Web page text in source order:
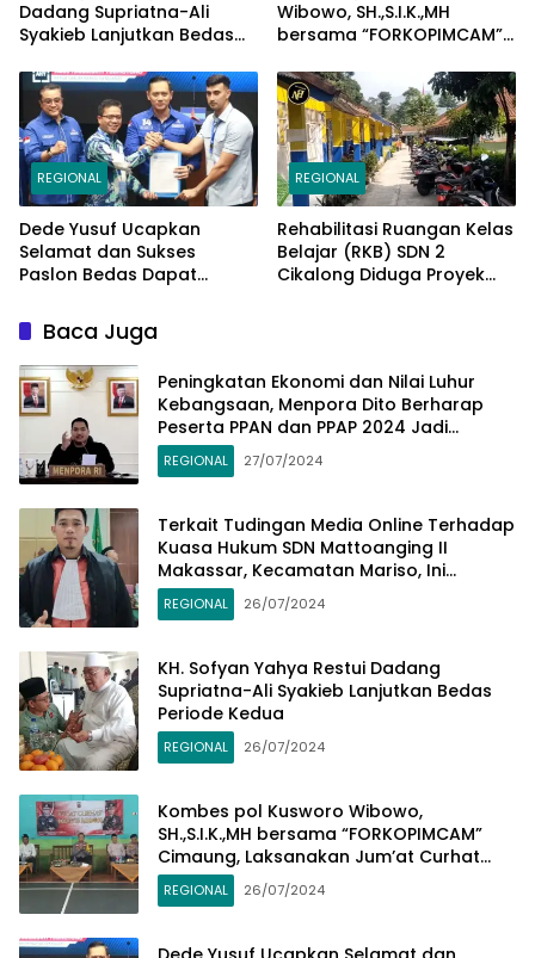
Dadang Supriatna-Ali
Syakieb Lanjutkan Bedas
Wibowo, SH.,S.I.K.,MH
bersama “FORKOPIMCAM”
Jum’at Curhat Jelang
Pemilu Serentak 2024
REGIONAL
Dede Yusuf Ucapkan
Selamat dan Sukses
Paslon Bedas Dapat
Pilbup Bandung
REGIONAL
Rehabilitasi Ruangan Kelas
Belajar (RKB) SDN 2
Cikalong Diduga Proyek
Baca Juga
Peningkatan Ekonomi dan Nilai Luhur
Kebangsaan, Menpora Dito Berharap
Peserta PPAN dan PPAP 2024 Jadi
Katalisator
REGIONAL 27/07/2024
Terkait Tudingan Media Online Terhadap
Kuasa Hukum SDN Mattoanging II
Makassar, Kecamatan Mariso, Ini
Penjelasannya
REGIONAL 26/07/2024
KH. Sofyan Yahya Restui Dadang
Supriatna-Ali Syakieb Lanjutkan Bedas
Periode Kedua
REGIONAL 26/07/2024
Kombes pol Kusworo Wibowo,
SH.,S.I.K.,MH bersama “FORKOPIMCAM”
Cimaung, Laksanakan Jum’at Curhat
Jelang Pemilu Serentak 2024
REGIONAL 26/07/2024